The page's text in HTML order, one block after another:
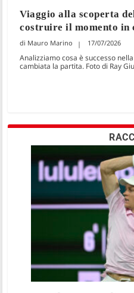
Viaggio alla scoperta
costruire il momento in
Mauro Marino 17/07/2026
Analizziamo cosa è successo
cambiata la partita. Foto di Ray